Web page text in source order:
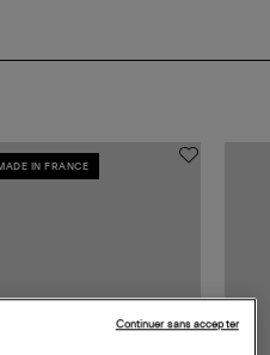
IN FRANCE
Continuer sans accepter